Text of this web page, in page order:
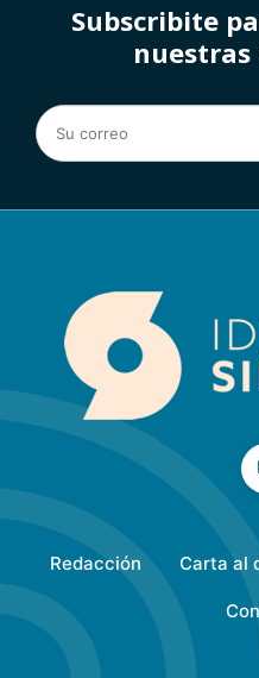
Subscribite
nuestras
Redacción Carta al